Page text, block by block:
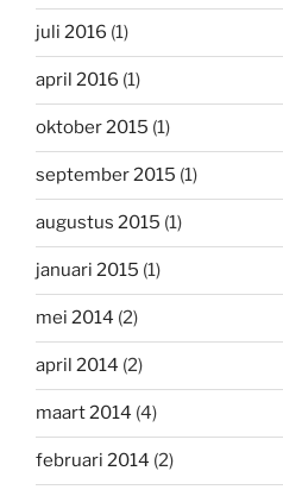
juli 2016 (1)
april 2016 (1)
oktober 2015 (1)
september 2015 (1)
augustus 2015 (1)
januari 2015 (1)
mei 2014 (2)
april 2014 (2)
maart 2014 (4)
februari 2014 (2)